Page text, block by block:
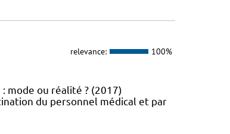
relevance: 100%
mode ou réalité ? (2017)
du personnel médical et par